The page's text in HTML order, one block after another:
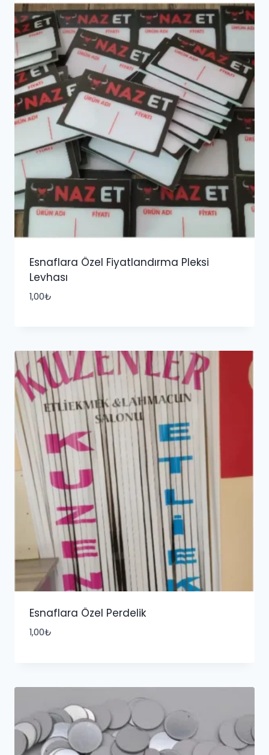
Esnaflara Özel Fiyatlandırma Pleksi
Levhası
1,00₺
Esnaflara Özel Perdelik
1,00₺